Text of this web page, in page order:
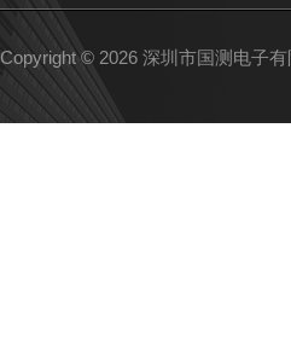
Copyright © 2026 深圳市国测电子